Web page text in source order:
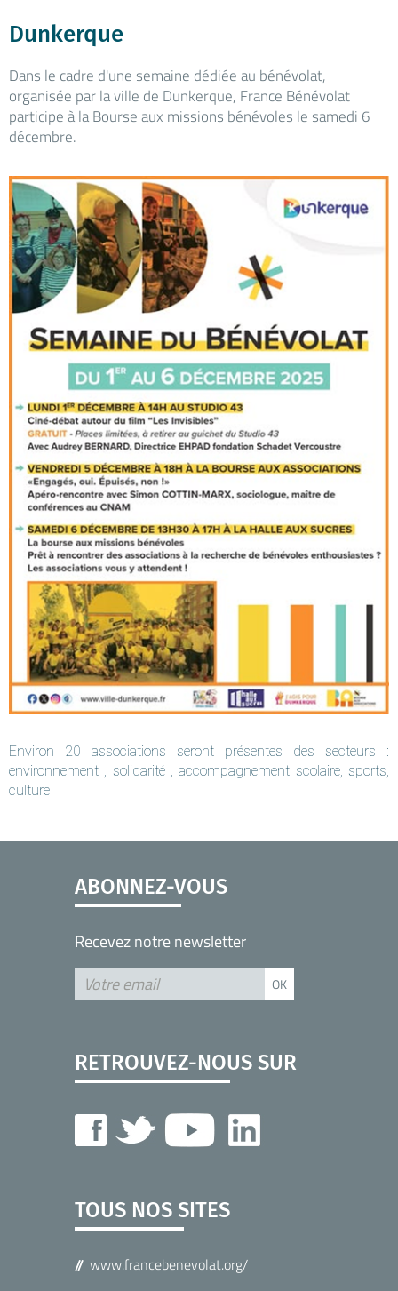
Dunkerque
Dans le cadre d'une semaine dédiée au bénévolat,
organisée par la ville de Dunkerque, France Bénévolat
participe à la Bourse aux missions bénévoles le samedi 6
décembre.
Environ 20 associations seront présentes des secteurs :
environnement , solidarité , accompagnement scolaire, sports,
culture
ABONNEZ-VOUS
Recevez notre newsletter
RETROUVEZ-NOUS SUR
TOUS NOS SITES
www.francebenevolat.org/